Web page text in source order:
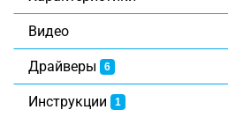
Видео
Драйверы 6
Инструкции 1